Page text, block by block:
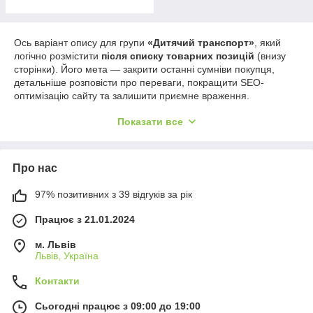
Ось варіант опису для групи «Дитячий транспорт» , який
логічно розмістити після списку товарних позицій (внизу
сторінки). Його мета — закрити останні сумніви покупця,
детальніше розповісти про переваги, покращити SEO-
оптимізацію сайту та залишити приємне враження.
Як правильно обрати дерев'яний
дитячий транспорт: поради для батьків
який саме транспорт підійде вашій дитині прямо зараз?
здоровий розвиток малюка. Вони мають правильну вагу,
енергетику, яка стимулює сенсорику.
Вік та етапи розвитку: що і коли купувати?
Щоб покупка принесла максимум користі та радості,
орієнтуйтеся на вікові особливості:
станутьдерев'яні візки-каталкита мініатюрні
Показати все
Про нас
97% позитивних з 39 відгуків за рік
Працює з 21.01.2024
м. Львів
Львів, Україна
Контакти
Сьогодні працює з 09:00 до 19:00